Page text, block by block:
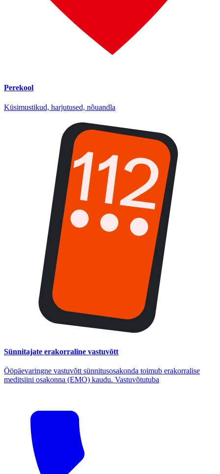
Perekool
Küsimustikud, harjutused, nõuandla
Sünnitajate erakorraline vastuvõtt
Ööpäevaringne vastuvõtt sünnitusosakonda toimub erakorralise
meditsiini osakonna (EMO) kaudu. Vastuvõtutuba